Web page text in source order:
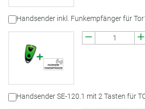
Handsender inkl. Funkempfänger für
Handsender SE-120.1 mit 2 Tasten für